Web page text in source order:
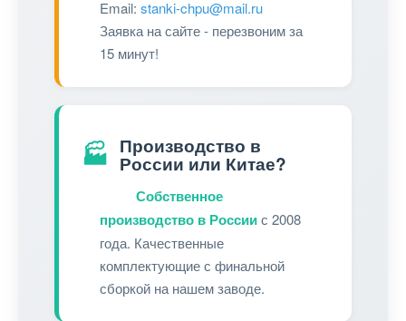
Email: stanki-chpu@mail.ru
Заявка на сайте - перезвоним за
15 минут!
🏭 Производство в
России или Китае?
Собственное
производство в Россиис 2008
года. Качественные
комплектующие с финальной
сборкой на нашем заводе.